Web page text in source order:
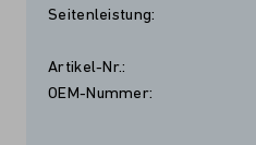
Seitenleistung:
Artikel-Nr.:
OEM-Nummer: